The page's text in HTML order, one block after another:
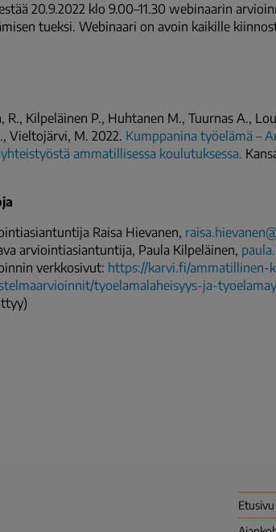
20.9.2022 klo 9.00–11.30 webinaarin
tueksi. Webinaari on avoin kaikille
R., Kilpeläinen P., Huhtanen M., Tuurnas A.,
Vieltojärvi, M. 2022. Kumppanina työelämä –
ammatillisessa koulutuksessa.
Raisa Hievanen,
arviointiasiantuntija, Paula Kilpeläinen,
verkkosivut: https://karvi.fi/ammatillinen-
tyoelamalaheisyys-ja-
Etusivu